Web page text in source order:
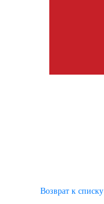
Возврат к списку